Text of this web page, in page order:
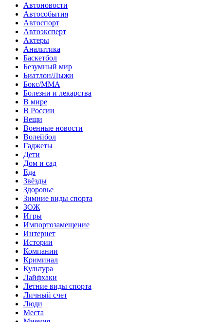
Автоновости
Автособытия
Автоспорт
Автоэксперт
Актеры
Аналитика
Баскетбол
Безумный мир
Биатлон/Лыжи
Бокс/MMA
Болезни и лекарства
В мире
В России
Вещи
Военные новости
Волейбол
Гаджеты
Дети
Дом и сад
Еда
Звёзды
Здоровье
Зимние виды спорта
ЗОЖ
Игры
Импортозамещение
Интернет
Истории
Компании
Криминал
Культура
Лайфхаки
Летние виды спорта
Личный счет
Люди
Места